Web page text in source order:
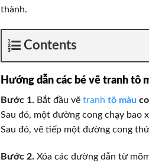
thành.
Contents
Hướng dẫn các bé vẽ tranh tô
Bước 1. Bắt đầu vẽ tranh tô màu
Sau đó, một đường cong chạy bao
Sau đó, vẽ tiếp một đường cong
Bước 2. Xóa các đường dẫn từ